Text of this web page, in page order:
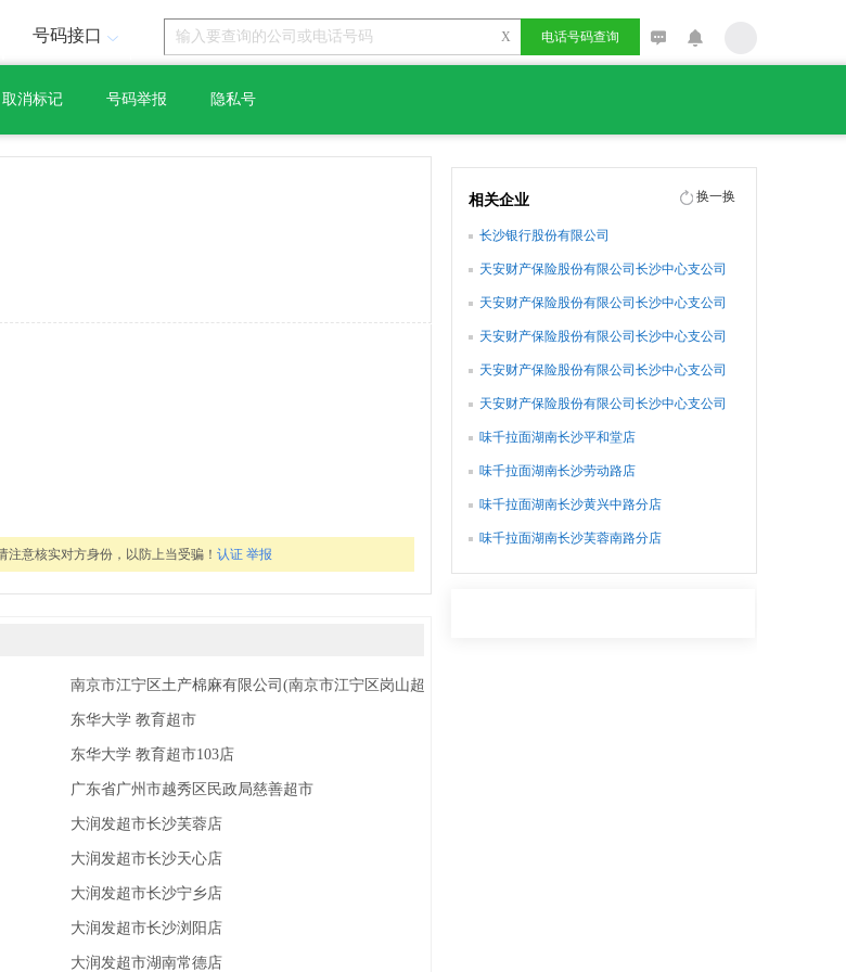
号码接口 X 电话号码查询
取消标记 号码举报 隐私号
意核实对方身份，以防上当受骗！ 认证 举报
南京市江宁区土产棉麻有限公司(南京市江宁区岗山超市)
东华大学 教育超市
东华大学 教育超市103店
广东省广州市越秀区民政局慈善超市
大润发超市长沙芙蓉店
大润发超市长沙天心店
大润发超市长沙宁乡店
大润发超市长沙浏阳店
大润发超市湖南常德店
相关企业 换一换
长沙银行股份有限公司
天安财产保险股份有限公司长沙中心支公司
天安财产保险股份有限公司长沙中心支公司
天安财产保险股份有限公司长沙中心支公司
天安财产保险股份有限公司长沙中心支公司
天安财产保险股份有限公司长沙中心支公司
味千拉面湖南长沙平和堂店
味千拉面湖南长沙劳动路店
味千拉面湖南长沙黄兴中路分店
味千拉面湖南长沙芙蓉南路分店